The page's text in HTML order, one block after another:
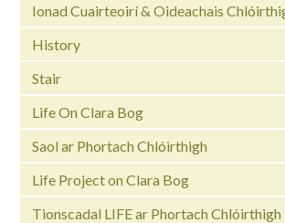
Ionad Cuairteoirí & Oideachais
History
Stair
Life On Clara Bog
Saol ar Phortach Chlóirthigh
Life Project on Clara Bog
Tionscadal LIFE ar Phortach Chlóirthigh